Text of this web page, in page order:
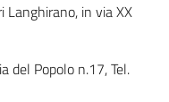
Langhirano, in via XX
del Popolo n.17, Tel.